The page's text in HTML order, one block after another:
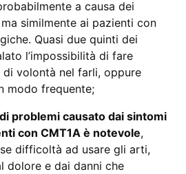
a causa dei
similmente ai pazienti con
Quasi due quinti dei
l’impossibilità di fare
di volontà nel farli, oppure
modo frequente;
problemi causato dai sintomi
con CMT1A è notevole,
difficoltà ad usare gli arti,
dolore e dai danni che